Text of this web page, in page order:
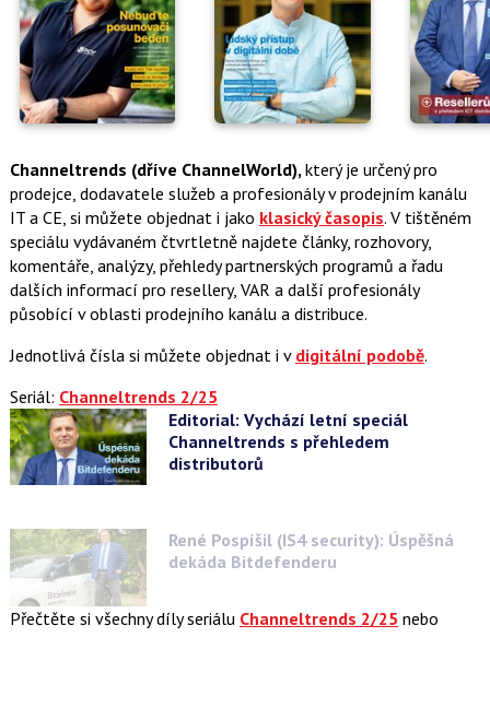
Channeltrends (dříve ChannelWorld),který je určený pro
prodejce, dodavatele služeb a profesionály v prodejním kanálu
IT a CE, si můžete objednat i jako klasický časopis. V tištěném
speciálu vydávaném čtvrtletně najdete články, rozhovory,
komentáře, analýzy, přehledy partnerských programů a řadu
dalších informací pro resellery, VAR a další profesionály
působící v oblasti prodejního kanálu a distribuce.
Jednotlivá čísla si můžete objednat i v digitální podobě.
Seriál: Channeltrends 2/25
Editorial: Vychází letní speciál
Channeltrends s přehledem
distributorů
René Pospíšil (IS4 security): Úspěšná
dekáda Bitdefenderu
Přečtěte si všechny díly seriálu Channeltrends 2/25 nebo